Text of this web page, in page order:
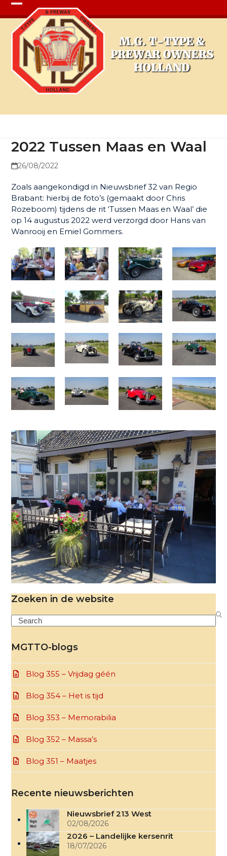
Open
mobile
menu
Close
mobile
menu
2022 Tussen Maas en Waal
26/08/2022
Zoals aangekondigd in Nieuwsbrief 32 van Regio
Brabant: hierbij de foto’s (gemaakt door Chris
Rozeboom) tijdens de rit ‘Tussen Maas en Waal’ die
op 14 augustus 2022 werd verzorgd door Hans van
Wanrooij en Emiel Gommers.
Zoeken in de website
Search
MGTTO-blogs
Blog 355 – Vrijdag géén
Blog 354 – Het is tijd
Blog 353 – Memorabilia
Blog 352 – Massa’s
Blog 351 – Maatjes
Recente nieuwsberichten
Nieuwsbrief 213 West
02/08/2026
2026 – Landelijke kersenrit
18/07/2026